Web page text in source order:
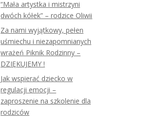
“Mała artystka i mistrzyni
dwóch kółek” – rodzice Oliwii
Za nami wyjątkowy, pełen
uśmiechu i niezapomnianych
wrażeń Piknik Rodzinny –
DZIĘKUJEMY !
Jak wspierać dziecko w
regulacji emocji –
zaproszenie na szkolenie dla
rodziców